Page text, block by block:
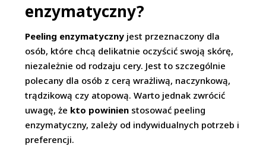
enzymatyczny?
Peeling enzymatyczny jest przeznaczony dla
osób, które chcą delikatnie oczyścić swoją skórę,
niezależnie od rodzaju cery. Jest to szczególnie
polecany dla osób z cerą wrażliwą, naczynkową,
trądzikową czy atopową. Warto jednak zwrócić
uwagę, że kto powinien stosować peeling
enzymatyczny, zależy od indywidualnych potrzeb i
preferencji.